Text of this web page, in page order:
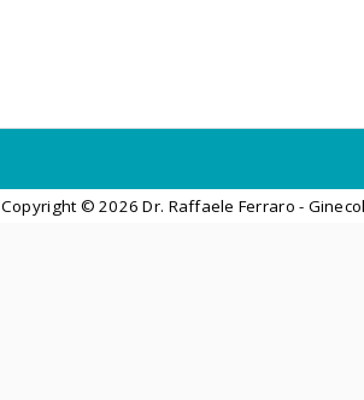
Copyright ©2026 Dr. Raffaele Ferraro -